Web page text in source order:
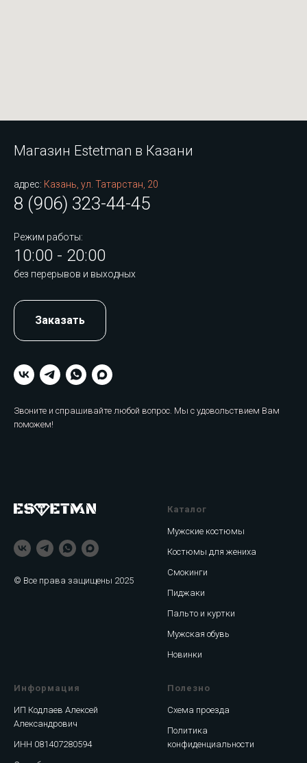
Магазин Estetman в Казани
адрес: Казань, ул. Татарстан, 20
8 (906) 323-44-45
Режим работы:
10:00 - 20:00
без перерывов и выходных
Заказать
Звоните и спрашивайте любой вопрос. Мы с удовольствием Вам
поможем!
© Все права защищены 2025
Каталог
Мужские костюмы
Костюмы для жениха
Смокинги
Пиджаки
Пальто и куртки
Мужская обувь
Новинки
Информация
ИП Кодлаев Алексей
Александрович
ИНН 081407280594
Полезно
Схема проезда
Политика
конфиденциальности